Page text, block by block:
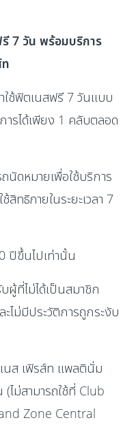
รี 7 วัน พร้อมบริการ
ใช้ฟิตเนสฟรี 7 วันแบบ
ารได้เพียง 1 คลับตลอด
นัดหมายเพื่อใช้บริการ
สิทธิภายในระยะเวลา 7
ปีขึ้นไปเท่านั้น
ผู้ที่ไม่ได้เป็นสมาชิก
ไม่มีประวัติการถูกระงับ
นส เฟิรส์ท แพลตินั่ม
ไม่สามารถใช้ที่ Club
Zone Central